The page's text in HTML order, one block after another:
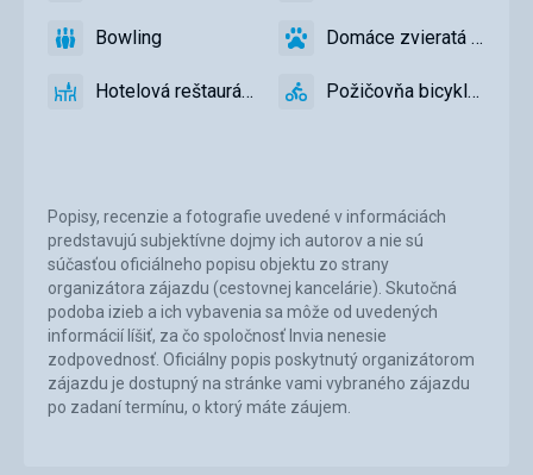
Popisy, recenzie a fotografie uvedené v informáciách
predstavujú subjektívne dojmy ich autorov a nie sú
súčasťou oficiálneho popisu objektu zo strany
organizátora zájazdu (cestovnej kancelárie). Skutočná
podoba izieb a ich vybavenia sa môže od uvedených
informácií líšiť, za čo spoločnosť Invia nenesie
zodpovednosť. Oficiálny popis poskytnutý organizátorom
zájazdu je dostupný na stránke vami vybraného zájazdu
po zadaní termínu, o ktorý máte záujem.
BowlingBowling
áno
Domáce
povolené
Domáce zvieratá povolené
áno
Hotelová
Hotelová reštaurácia
áno
Požičovňa
Požičovňa bicyklov
áno